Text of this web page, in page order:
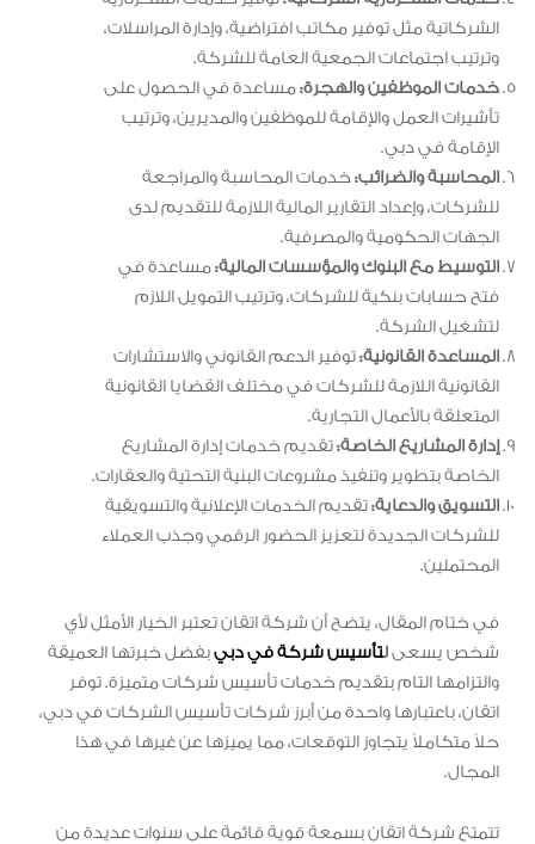
الشركاتية مثل توفير مكاتب افتراضية، وإدارة المراسلات،
وترتيب اجتماعات الجمعية العامة للشركة.
خدمات الموظفين والهجرة:مساعدة في الحصول على
تأشيرات العمل والإقامة للموظفين والمديرين، وترتيب
الإقامة في دبي.
المحاسبة والضرائب:خدمات المحاسبة والمراجعة
للشركات، وإعداد التقارير المالية اللازمة للتقديم لدى
الجهات الحكومية والمصرفية.
التوسيط مع البنوك والمؤسسات المالية:مساعدة في
فتح حسابات بنكية للشركات، وترتيب التمويل اللازم
لتشغيل الشركة.
المساعدة القانونية:توفير الدعم القانوني والاستشارات
القانونية اللازمة للشركات في مختلف القضايا القانونية
المتعلقة بالأعمال التجارية.
إدارة المشاريع الخاصة:تقديم خدمات إدارة المشاريع
الخاصة بتطوير وتنفيذ مشروعات البنية التحتية والعقارات.
التسويق والدعاية:تقديم الخدمات الإعلانية والتسويقية
للشركات الجديدة لتعزيز الحضور الرقمي وجذب العملاء
المحتملين.
في ختام المقال، يتضح أن شركة اتقان تعتبر الخيار الأمثل لأي
شخص يسعىلتأسيس شركة في دبيبفضل خبرتها العميقة
والتزامها التام بتقديم خدمات تأسيس شركات متميزة. توفر
اتقان، باعتبارها واحدة من أبرز شركات تأسيس الشركات في دبي،
حلاً متكاملاً يتجاوز التوقعات، مما يميزها عن غيرها في هذا
المجال.
تتمتع شركة اتقان بسمعة قوية قائمة على سنوات عديدة من